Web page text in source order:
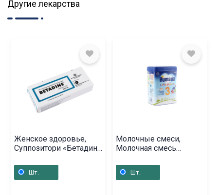
Другие лекарства
Женское здоровье,
Суппозитори «Бетадин»
Шт.
Молочные смеси,
Молочная смесь
Գերմանիա
Шт.